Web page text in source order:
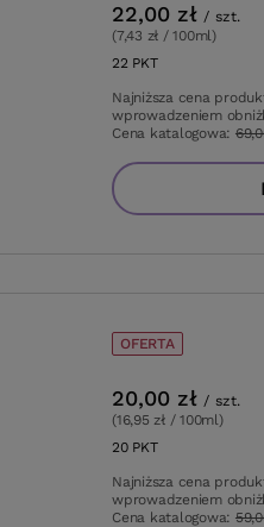
22,00 zł / szt.
(7,43 zł / 100ml)
22PKTpunktów
Najniższa cena
wprowadzeniem
Cena katalogowa:
OFERTA
20,00 zł / szt.
(16,95 zł / 100ml)
20PKTpunktów
Najniższa cena
wprowadzeniem
Cena katalogowa: